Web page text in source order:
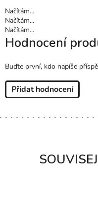
Načítám...
Načítám...
Načítám...
Hodnocení
Buďte první, kdo napíše
Přidat hodnocení